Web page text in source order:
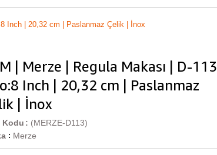
Inch | 20,32 cm | Paslanmaz Çelik | İnox
| Merze | Regula Makası | D-113
Inch | 20,32 cm | Paslanmaz
| İnox
(MERZE-D113)
Kodu
: Merze